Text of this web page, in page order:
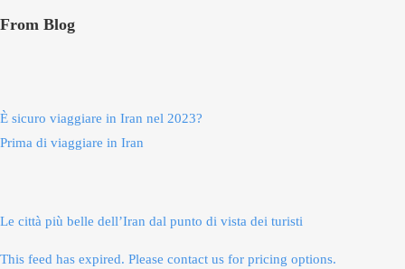
From Blog
È sicuro viaggiare in Iran nel 2023?
Prima di viaggiare in Iran
Le città più belle dell’Iran dal punto di vista dei turisti
This feed has expired. Please contact us for pricing options.